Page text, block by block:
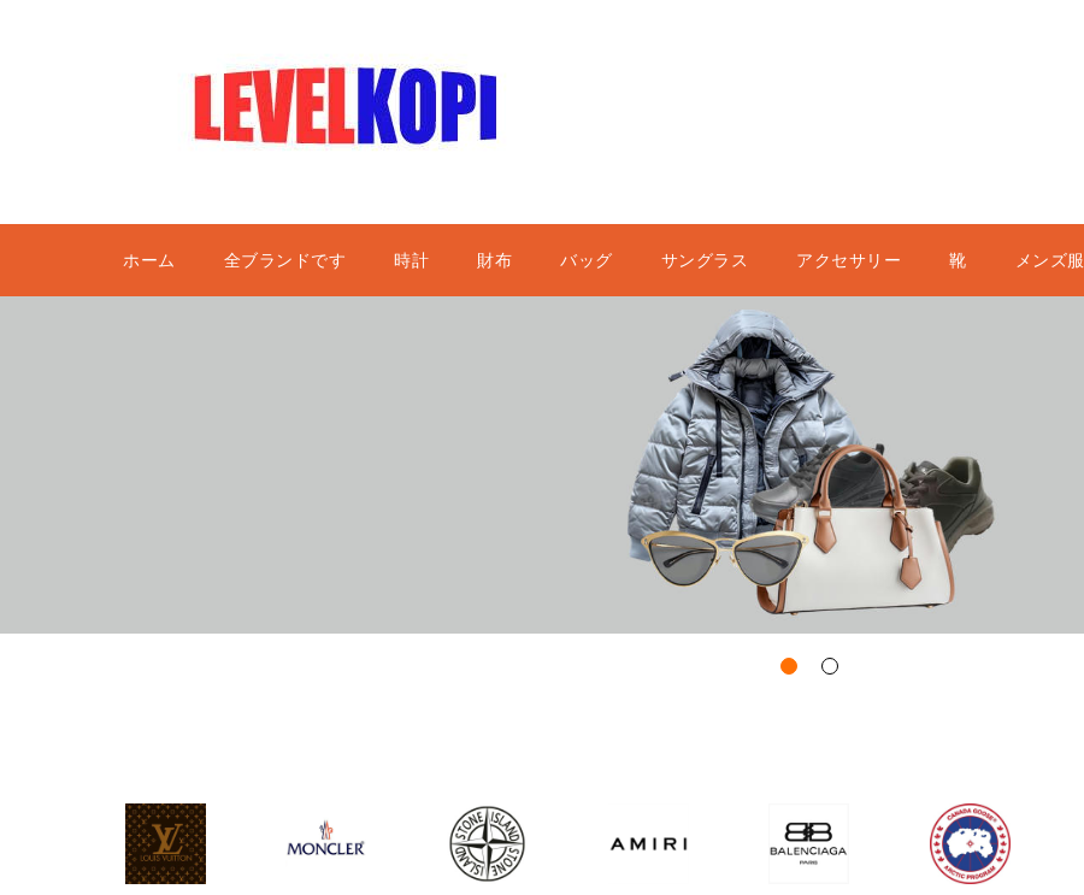
ホーム 全ブランドです 時計 財布 バッグ サングラス アクセサリー 靴 メンズ服